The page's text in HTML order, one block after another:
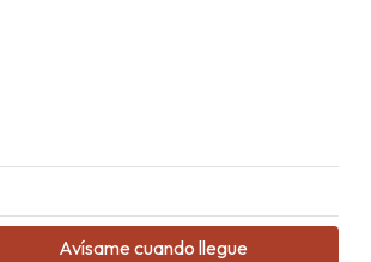
Avísame cuando llegue